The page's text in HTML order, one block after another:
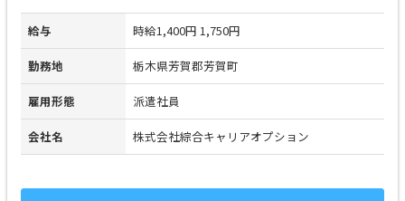
給与 時給1,400円 1,750円
勤務地 栃木県芳賀郡芳賀町
雇用形態 派遣社員
会社名 株式会社綜合キャリアオプション